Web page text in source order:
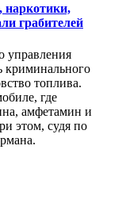
наркотики,
грабителей
управления
криминального
топлива.
где
амфетамин и
этом, судя по